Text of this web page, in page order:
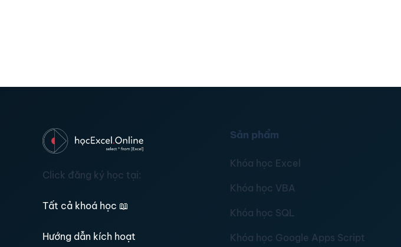
Click đăng ký học tại:
Tất cả khoá học 📖
Hướng dẫn kích hoạt
Sản phẩm
Khóa học Excel
Khóa học VBA
Khóa học SQL
Khóa học Google Apps Script